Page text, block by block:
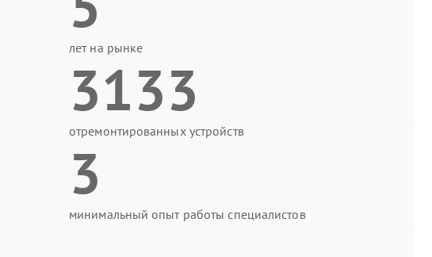
лет на рынке
3133
отремонтированных устройств
3
минимальный опыт работы специалистов